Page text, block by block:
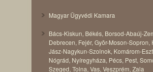
Magyar Ügyvédi Kamara
Bács-Kiskun, Békés, Borsod-Abaúj-
Debrecen, Fejér, Gyõr-Moson-Sopron,
Jász-Nagykun-Szolnok, Komárom-
Nógrád, Nyíregyháza, Pécs, Pest,
Szeged, Tolna, Vas, Veszprém, Zala